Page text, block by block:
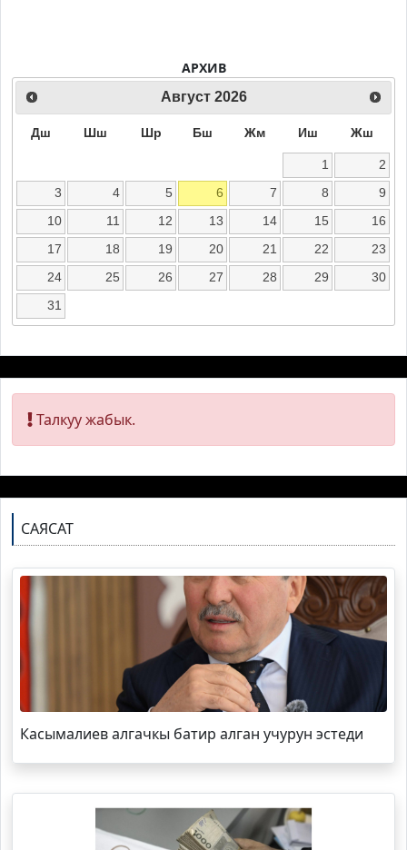
АРХИВ
Август 2026
Дш Шш Шр Бш Жм Иш Жш
1
2
3
4 5 6 7 8
9
10
11 12 13 14 15
16
17
18 19 20 21 22
23
24
25 26 27 28 29
30
31
Талкуу жабык.
САЯСАТ
Касымалиев алгачкы батир алган учурун эстеди